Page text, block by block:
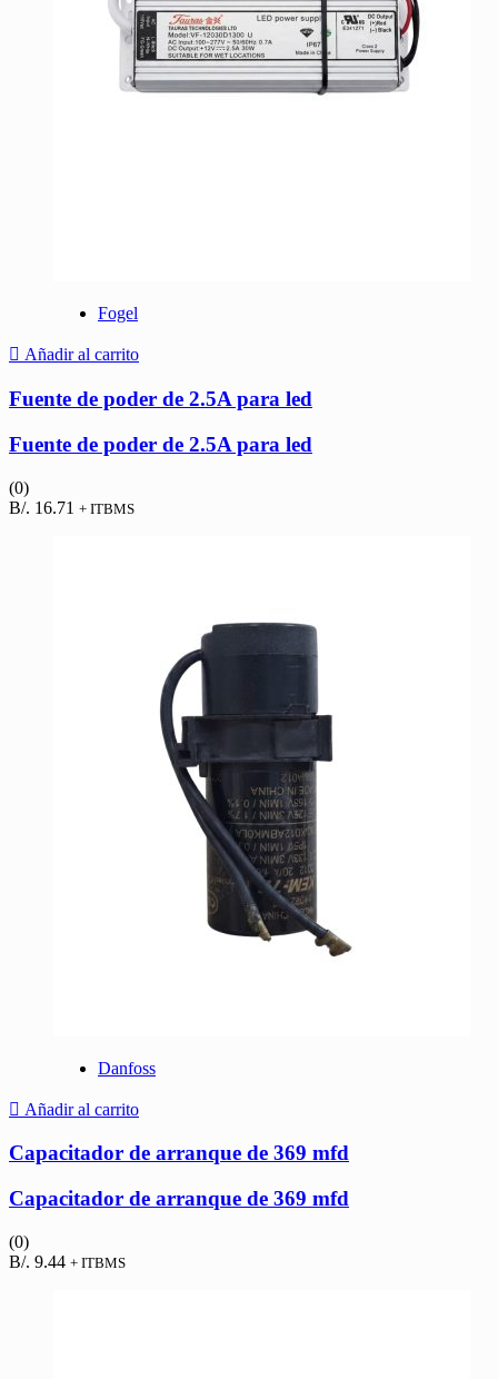
Fogel
Añadir al carrito
Fuente de poder de 2.5A para led
Fuente de poder de 2.5A para led
(0)
B/. 16.71 + ITBMS
Danfoss
Añadir al carrito
Capacitador de arranque de 369 mfd
Capacitador de arranque de 369 mfd
(0)
B/. 9.44 + ITBMS